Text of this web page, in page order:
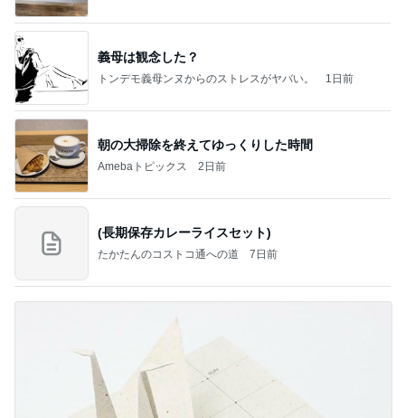
義母は観念した？
トンデモ義母ンヌからのストレスがヤバい。 1日前
朝の大掃除を終えてゆっくりした時間
Amebaトピックス 2日前
(長期保存カレーライスセット)
たかたんのコストコ通への道 7日前